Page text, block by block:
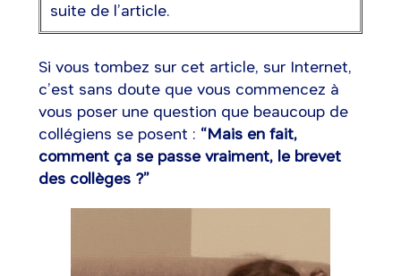
suite de l’article.
Si vous tombez sur cet article, sur Internet,
c’est sans doute que vous commencez à
vous poser une question que beaucoup de
collégiens se posent : “Mais en fait,
comment ça se passe vraiment, le brevet
des collèges ?”